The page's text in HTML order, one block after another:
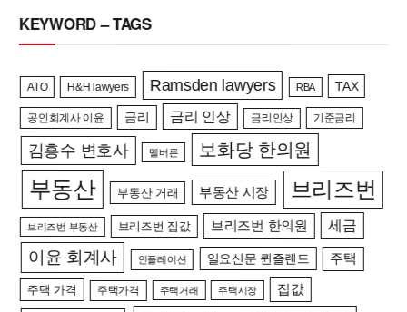
KEYWORD – TAGS
ATO H&H lawyers Ramsden lawyers RBA TAX
공인회계사 이윤 금리 금리 인상 금리인상 기준금리
김흥수 변호사 멜버른 보화당 한의원
부동산 부동산 거래 부동산 시장 브리즈번
브리즈번 부동산 브리즈번 집값 브리즈번 한의원 세금
이윤 회계사 인플레이션 일요신문 퀸즐랜드 주택
주택 가격 주택가격 주택거래 주택시장 집값